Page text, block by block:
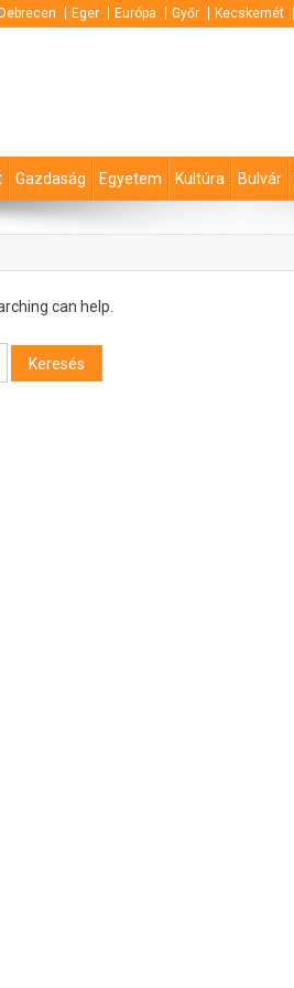
Debrecen Eger Európa Győr Kecskemét
Gazdaság Egyetem Kultúra Bulvár
can help.